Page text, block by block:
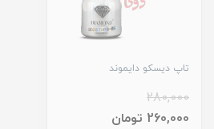
تاپ ديسکو دايموند
280,000
260,000 تومان